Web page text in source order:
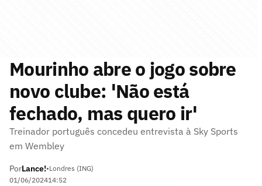
Mourinho abre o jogo sobre
novo clube: 'Não está
fechado, mas quero ir'
Treinador português concedeu entrevista à Sky Sports
em Wembley
PorLance!•Londres (ING)
01/06/202414:52